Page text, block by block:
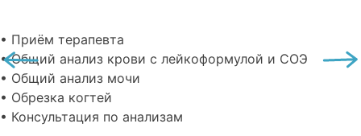
• Приём терапевта
• Общий анализ крови с лейкоформулой и СОЭ
• Общий анализ мочи
• Обрезка когтей
• Консультация по анализам